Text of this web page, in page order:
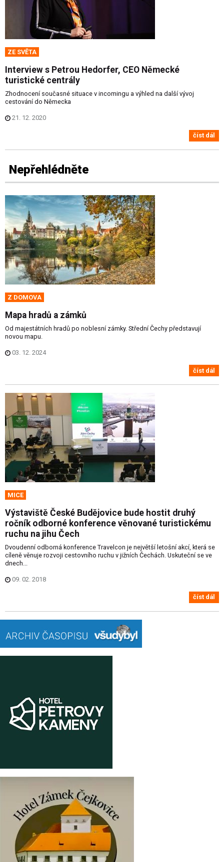
ZE SVĚTA
Interview s Petrou Hedorfer, CEO Německé
turistické centrály
Zhodnocení současné situace v incomingu a výhled na další vývoj
cestování do Německa
21. 12. 2020
číst dál
Nepřehlédněte
Z DOMOVA
Mapa hradů a zámků
Od majestátních hradů po noblesní zámky. Střední Čechy představují
novou mapu.
03. 12. 2024
číst dál
MICE
Výstaviště České Budějovice bude hostit druhý
ročník odborné konference věnované turistickému
ruchu na jihu Čech
Dvoudenní odborná konference Travelcon je největší letošní akcí, která se
cíleně věnuje rozvoji cestovního ruchu v jižních Čechách. Uskuteční se ve
dnech...
09. 02. 2018
číst dál